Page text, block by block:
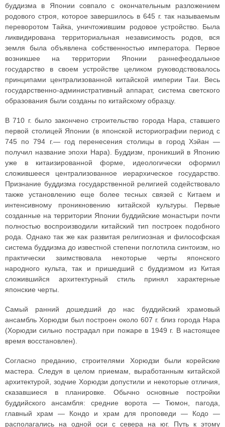
буддизма в Японии совпало с окончательным разложением
родового строя, которое завершилось в 645 г. так называемым
переворотом Тайка, уничтожившим родовое устройство. Была
ликвидирована территориальная независимость родов, вся
земля была объявлена собственностью императора. Первое
возникшее на территории Японии раннефеодальное
государство в своем устройстве целиком руководствовалось
принципами централизованной китайской империи Таи. Весь
государственно-административный аппарат, система светского
образования были созданы по китайскому образцу.
В 710 г. было закончено строительство города Нара, ставшего
первой столицей Японии (в японской историографии период с
745 по 794 г.— год перенесения столицы в город Хэйан —
получил название эпохи Нара). Буддизм, проникший в Японию
уже в китаизированной форме, идеологически оформил
сложившееся централизованное иерархическое государство.
Признание буддизма государственной религией содействовало
также установлению еще более тесных связей с Китаем и
интенсивному проникновению китайской культуры. Первые
созданные на территории Японии буддийские монастыри почти
полностью воспроизводили китайский тип построек подобного
рода. Однако так же как развитая религиозная и философская
система буддизма до известной степени поглотила синтоизм, но
практически заимствовала некоторые черты японского
народного культа, так и пришедший с буддизмом из Китая
сложившийся архитектурный стиль принял характерные
японские черты.
Самый ранний дошедший до нас буддийский храмовый
ансамбль Хорюдзи был построен около 607 г. близ города Нара
(Хорюдзи сильно пострадал при пожаре в 1949 г. В настоящее
время восстановлен).
Согласно преданию, строителями Хорюдзи были корейские
мастера. Следуя в целом приемам, выработанным китайской
архитектурой, зодчие Хорюдзи допустили и некоторые отличия,
сказавшиеся в планировке. Обычно основные постройки
буддийского ансамбля: средние ворота — Тюмон, пагода,
главный храм — Кондо и храм для проповеди — Кодо —
располагались на одной оси с севера на юг. Путь к этому